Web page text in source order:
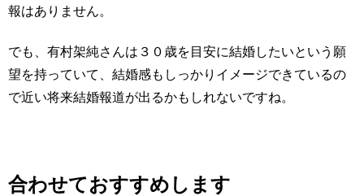
報はありません。
でも、有村架純さんは３０歳を目安に結婚したいという願
望を持っていて、結婚感もしっかりイメージできているの
で近い将来結婚報道が出るかもしれないですね。
合わせておすすめします